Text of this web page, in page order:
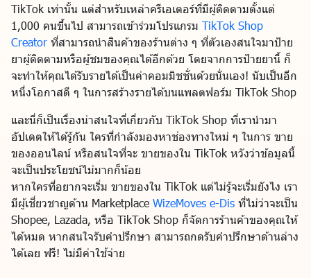
TikTok เท่านั้น แต่สำหรับเหล่าครีเอเตอร์ที่มีผู้ติดตามตั้งแต่
1,000 คนขึ้นไป สามารถเข้าร่วมโปรแกรม TikTok Shop
Creator ที่สามารถนำสินค้าของร้านต่าง ๆ ที่ตัวเองสนใจมาป้าย
ยาผู้ติดตามหรือผู้ชมของคุณได้อีกด้วย โดยจากการป้ายยานี้ ก็
จะทำให้คุณได้รับรายได้เป็นค่าคอมมิชชั่นด้วยนั่นเอง! นับเป็นอีก
หนึ่งโอกาสดี ๆ ในการสร้างรายได้บนแพลตฟอร์ม TikTok Shop
และนี่ก็เป็นเรื่องน่าสนใจที่เกี่ยวกับ TikTok Shop ที่เรานำมา
อัปเดตให้ได้รู้กัน ใครที่กำลังมองหาช่องทางใหม่ ๆ ในการ ขาย
ของออนไลน์ หรือสนใจที่จะ ขายของใน TikTok หวังว่าข้อมูลนี้
จะเป็นประโยชน์ไม่มากก็น้อย
หากใครที่อยากจะเริ่ม ขายของใน TikTok แต่ไม่รู้จะเริ่มยังไง เรา
มีผู้เชี่ยวชาญด้าน Marketplace WizeMoves e-Dis ที่ไม่ว่าจะเป็น
Shopee, Lazada, หรือ TikTok Shop ก็จัดการร้านค้าของคุณให้
ได้หมด หากสนใจรับคำปรึกษา สามารถกดรับคำปรึกษาด้านล่าง
ได้เลย ฟรี! ไม่มีค่าใช้จ่าย